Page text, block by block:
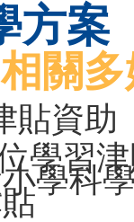
方案
關
貼資助
學習
學科